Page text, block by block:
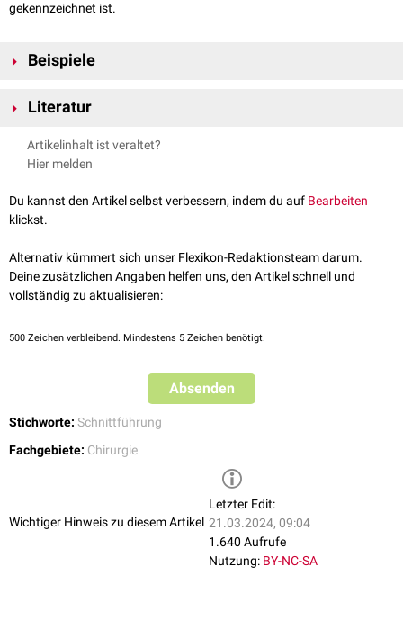
gekennzeichnet ist.
Beispiele
Kocher-Kragenschnitt
Literatur
Pschyrembel - Bogenschnitt
Artikelinhalt ist veraltet?
Hier melden
Du kannst den Artikel selbst verbessern, indem du auf Bearbeiten
klickst.
Alternativ kümmert sich unser Flexikon-Redaktionsteam darum.
Deine zusätzlichen Angaben helfen uns, den Artikel schnell und
vollständig zu aktualisieren:
500 Zeichen verbleibend. Mindestens 5 Zeichen benötigt.
Absenden
Stichworte: Schnittführung
Fachgebiete: Chirurgie
Wichtiger Hinweis zu diesem Artikel
Letzter Edit:
21.03.2024, 09:04
1.640 Aufrufe
Nutzung: BY-NC-SA